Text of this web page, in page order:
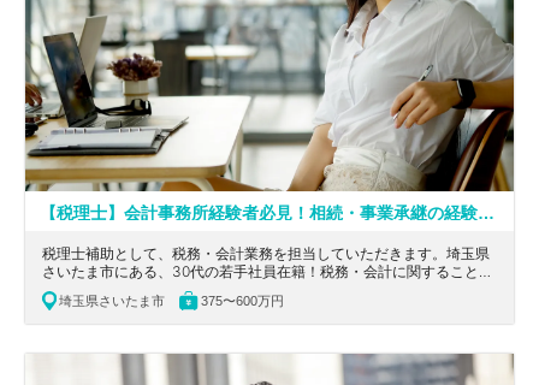
【税理士】会計事務所経験者必見！相続・事業承継の経験が積める！税務・会計に関することはもちろん、会社経営や相続などのサポートも行う会計事務所
税理士補助として、税務・会計業務を担当していただきます。埼玉県
さいたま市にある、30代の若手社員在籍！税務・会計に関することは
もちろん、会社経営や相続などのサポートも行う会計事務所です。
埼玉県さいたま市 375〜600万円